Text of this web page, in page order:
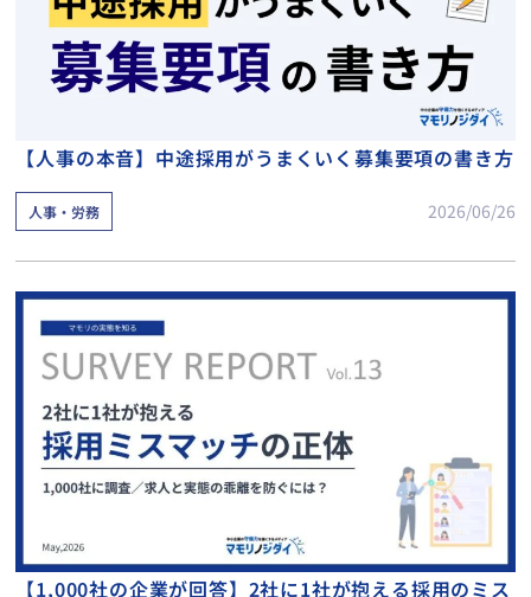
【人事の本音】中途採用がうまくいく募集要項の書き方
人事・労務 2026/06/26
【1,000社の企業が回答】2社に1社が抱える採用のミス